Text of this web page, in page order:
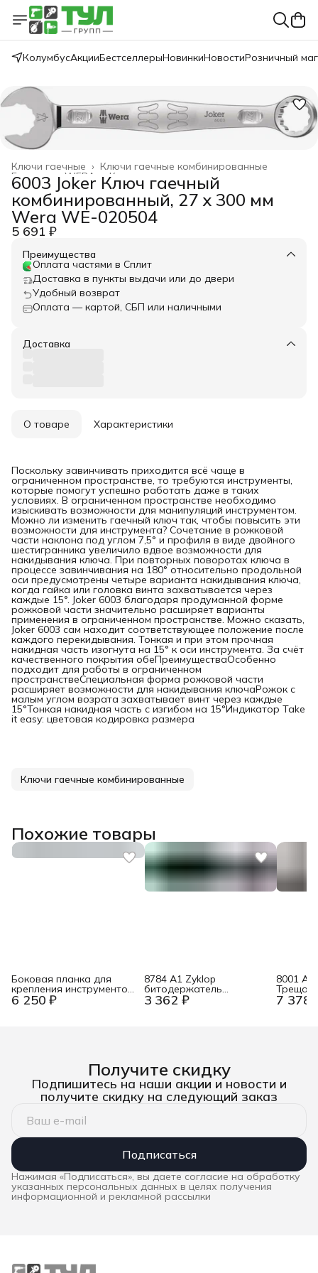
КолумбусАкцииБестселлерыНовинкиНовостиРозничный
Ключи гаечные комбинированные
Ключи гаечные ›
Ключи
WERA ›
Главная ›
6003 Joker Ключ гаечный
комбинированный, 27 x 300 мм
Wera WE-020504
5 691 ₽
Преимущества
Оплата частями в Сплит
Доставка в пункты выдачи или до двери
Удобный возврат
Оплата — картой, СБП или наличными
Доставка
О товаре Характеристики
Поскольку завинчивать приходится всё чаще в
ограниченном пространстве, то требуются инструменты,
которые помогут успешно работать даже в таких
условиях. В ограниченном пространстве необходимо
изыскивать возможности для манипуляций инструментом.
Можно ли изменить гаечный ключ так, чтобы повысить эти
возможности для инструмента? Сочетание в рожковой
части наклона под углом 7,5° и профиля в виде двойного
шестигранника увеличило вдвое возможности для
накидывания ключа. При повторных поворотах ключа в
процессе завинчивания на 180° относительно продольной
оси предусмотрены четыре варианта накидывания ключа,
когда гайка или головка винта захватывается через
каждые 15°. Joker 6003 благодаря продуманной форме
рожковой части значительно расширяет варианты
применения в ограниченном пространстве. Можно сказать,
Joker 6003 сам находит соответствующее положение после
каждого перекидывания. Тонкая и при этом прочная
накидная часть изогнута на 15° к оси инструмента. За счёт
качественного покрытия обеПреимуществаОсобенно
подходит для работы в ограниченном
пространствеСпециальная форма рожковой части
расширяет возможности для накидывания ключаРожок с
малым углом возрата захватывает винт через каждые
15°Тонкая накидная часть с изгибом на 15°Индикатор Take
it easy: цветовая кодировка размера
Ключи гаечные комбинированные
Похожие товары
6 250 ₽
Боковая планка для
крепления инструментов
Flex TKH SP WS 3 362 ₽
8784 A1 Zyklop
битодержатель
быстросъёмный,
3/8&quot; F квадрат x
7 378
8001 A
бит +
для 1/
Получите скидку
Подпишитесь на наши акции и новости и
получите скидку на следующий заказ
Подписаться
Нажимая «Подписаться», вы даете согласие на обработку
указанных персональных данных в целях получения
информационной и рекламной рассылки